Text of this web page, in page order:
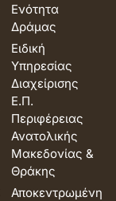
Ενότητα
Δράμας
Ειδική
Υπηρεσίας
Διαχείρισης
Ε.Π.
Περιφέρειας
Ανατολικής
Μακεδονίας &
Θράκης
Αποκεντρωμένη